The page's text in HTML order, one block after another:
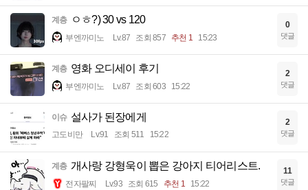
계층 ㅇㅎ?) 30 vs 120
부엔까미노 Lv.87 조회 857 추천 1 15:23
0
댓글
계층 영화 오디세이 후기
부엔까미노 Lv.87 조회 603 15:22
2
댓글
이슈 설사가 된장에게
고도비만 Lv.91 조회 511 15:22
2
댓글
계층 개사랑 강형욱이 뽑은 강아지 티어리스트.
전자팔찌 Lv.93 조회 615 추천 1 15:22
11
댓글